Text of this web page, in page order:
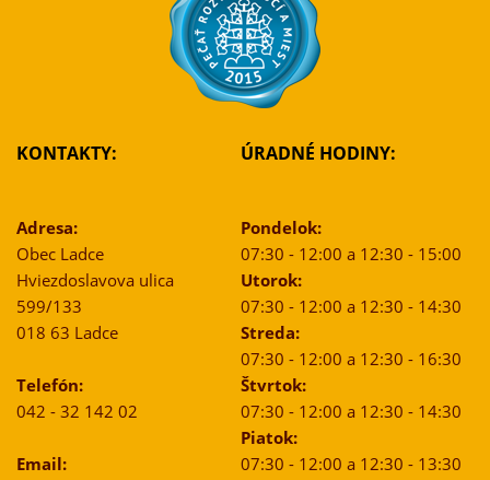
KONTAKTY:
Adresa:
Obec Ladce
Hviezdoslavova ulica
599/133
018 63 Ladce
Telefón:
042 - 32 142 02
Email:
ÚRADNÉ HODINY:
Pondelok:
07:30 - 12:00 a 12:30 - 15:00
Utorok:
07:30 - 12:00 a 12:30 - 14:30
Streda:
07:30 - 12:00 a 12:30 - 16:30
Štvrtok:
07:30 - 12:00 a 12:30 - 14:30
Piatok:
07:30 - 12:00 a 12:30 - 13:30